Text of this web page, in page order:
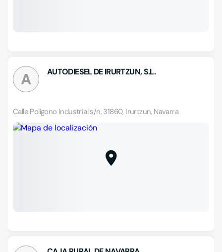
A AUTODIESEL DE IRURTZUN, S.L.
Calle Polígono Industrial s/n, 31860, Irurtzun, Navarra